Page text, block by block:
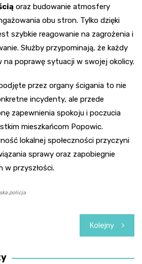
oraz budowanie atmosfery
obu stron. Tylko dzięki
szybkie reagowanie na zagrożenia i
Służby przypominają, że każdy
na poprawę sytuacji w swojej okolicy.
przez organy ścigania to nie
incydenty, ale przede
zapewnienia spokoju i poczucia
mieszkańcom Popowic.
lokalnej społeczności przyczyni
sprawy oraz zapobiegnie
w przyszłości.
Kolejny